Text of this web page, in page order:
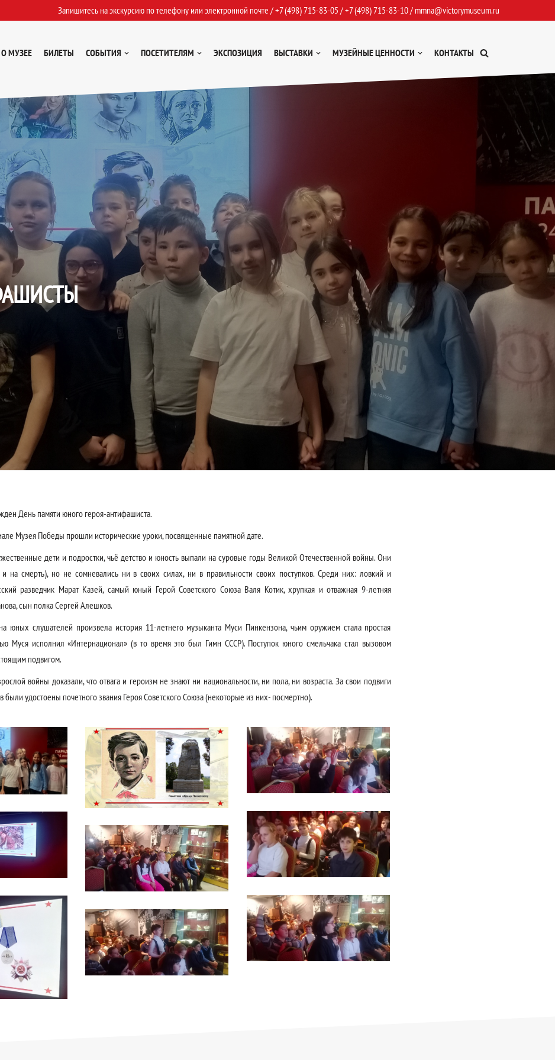
Запишитесь на экскурсию по телефону или электронной почте /+7 (498) 715-83-05 /+7 (498) 715-83-10/ mmna@victorymuseum.ru
О МУЗЕЕ БИЛЕТЫ СОБЫТИЯ ПОСЕТИТЕЛЯМ ЭКСПОЗИЦИЯ ВЫСТАВКИ МУЗЕЙНЫЕ ЦЕННОСТИ КОНТАКТЫ
День памяти юного героя-антифашиста.
Музея Победы прошли исторические уроки, посвященные памятной дате.
дети и подростки, чьё детство и юность выпали на суровые годы Великой Отечественной войны. Они
на смерть), но не сомневались ни в своих силах, ни в правильности своих поступков. Среди них: ловкий и
разведчик Марат Казей, самый юный Герой Советского Союза Валя Котик, хрупкая и отважная 9-летняя
сын полка Сергей Алешков.
юных слушателей произвела история 11-летнего музыканта Муси Пинкензона, чьим оружием стала простая
Муся исполнил «Интернационал» (в то время это был Гимн СССР). Поступок юного смельчака стал вызовом
подвигом.
войны доказали, что отвага и героизм не знают ни национальности, ни пола, ни возраста. За свои подвиги
удостоены почетного звания Героя Советского Союза (некоторые из них- посмертно).